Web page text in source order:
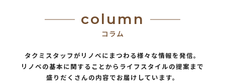
column
コラム
タクミスタッフがリノベにまつわる様々な情報を発信。
リノベの基本に関することからライフスタイルの提案まで
盛りだくさんの内容でお届けしています。